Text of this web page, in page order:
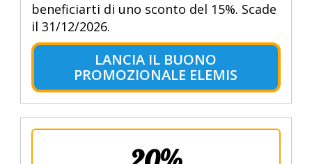
beneficiarti di uno sconto del 15%. Scade
il 31/12/2026.
LANCIA IL BUONO
PROMOZIONALE ELEMIS